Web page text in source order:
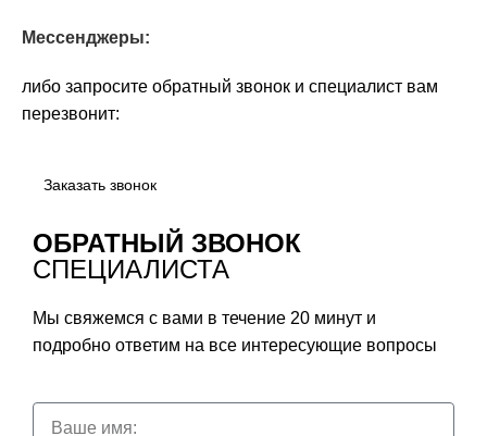
Мессенджеры:
либо запросите обратный звонок и специалист вам
перезвонит:
Заказать звонок
ОБРАТНЫЙ ЗВОНОК
СПЕЦИАЛИСТА
Мы свяжемся с вами в течение 20 минут и
подробно ответим на все интересующие вопросы